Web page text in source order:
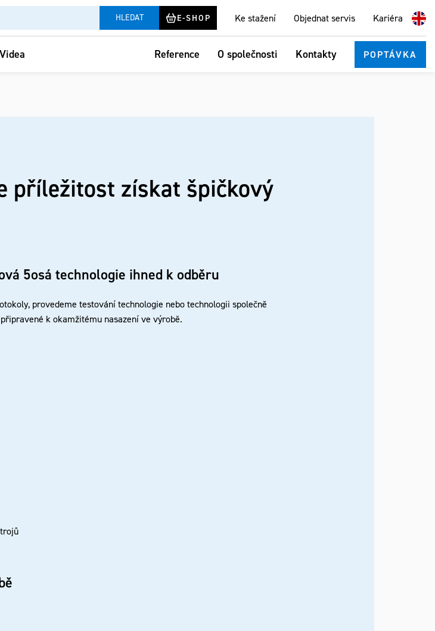
HLEDAT E-SHOP Ke stažení Objednat servis Kariéra
Videa Reference O společnosti Kontakty POPTÁVKA
příležitost získat špičkový
5osá technologie ihned k odběru
provedeme testování technologie nebo technologii společně
k okamžitému nasazení ve výrobě.